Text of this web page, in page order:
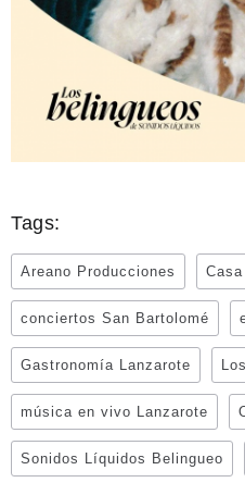
Tags:
Areano Producciones
conciertos San Bartolomé
Gastronomía Lanzarote
música en vivo Lanzarote
Sonidos Líquidos Belingueo